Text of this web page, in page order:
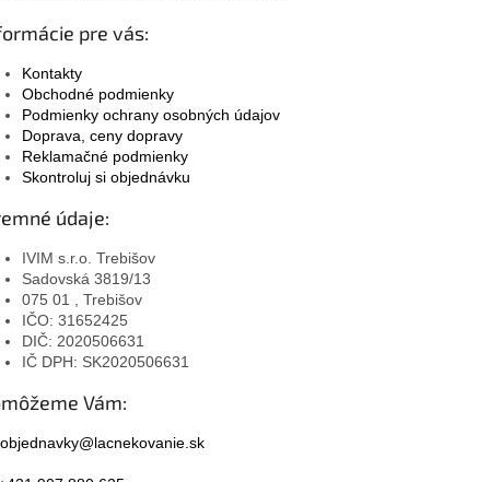
pre vás:
Kontakty
Obchodné podmienky
Podmienky ochrany osobných údajov
Doprava, ceny dopravy
Reklamačné podmienky
Skontroluj si objednávku
údaje:
IVIM s.r.o. Trebišov
Sadovská 3819/13
075 01 , Trebišov
IČO: 31652425
DIČ: 2020506631
IČ DPH: SK2020506631
Vám:
objednavky@lacnekovanie.sk